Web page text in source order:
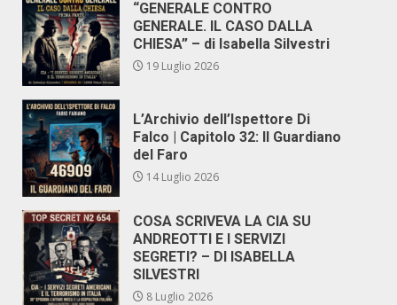
“GENERALE CONTRO
GENERALE. IL CASO DALLA
CHIESA” – di Isabella Silvestri
19 Luglio 2026
L’Archivio dell’Ispettore Di
Falco | Capitolo 32: Il Guardiano
del Faro
14 Luglio 2026
COSA SCRIVEVA LA CIA SU
ANDREOTTI E I SERVIZI
SEGRETI? – DI ISABELLA
SILVESTRI
8 Luglio 2026